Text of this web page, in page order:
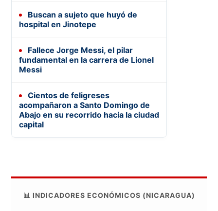
Buscan a sujeto que huyó de
hospital en Jinotepe
Fallece Jorge Messi, el pilar
fundamental en la carrera de Lionel
Messi
Cientos de feligreses
acompañaron a Santo Domingo de
Abajo en su recorrido hacia la ciudad
capital
📊 INDICADORES ECONÓMICOS (NICARAGUA)